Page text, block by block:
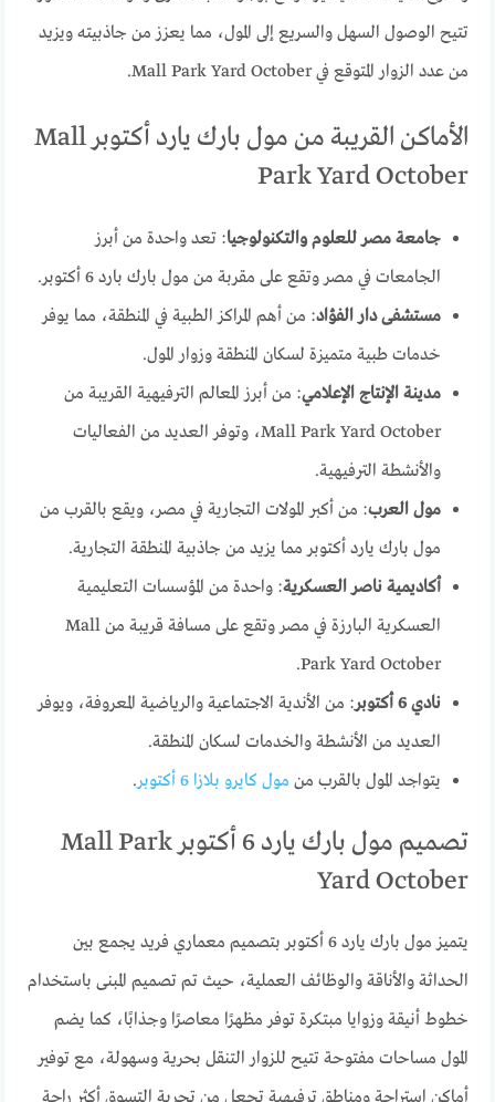
تتيح الوصول السهل والسريع إلى المول، مما يعزز من جاذبيته ويزيد
من عدد الزوار المتوقع في Mall Park Yard October.
الأماكن القريبة من مول بارك يارد أكتوبر Mall
Park Yard October
جامعة مصر للعلوم والتكنولوجيا: تعد واحدة من أبرز
الجامعات في مصر وتقع على مقربة من مول بارك بارد 6 أكتوبر.
مستشفى دار الفؤاد: من أهم المراكز الطبية في المنطقة، مما يوفر
خدمات طبية متميزة لسكان المنطقة وزوار المول.
مدينة الإنتاج الإعلامي: من أبرز المعالم الترفيهية القريبة من
Mall Park Yard October، وتوفر العديد من الفعاليات
والأنشطة الترفيهية.
مول العرب: من أكبر المولات التجارية في مصر، ويقع بالقرب من
مول بارك يارد أكتوبر مما يزيد من جاذبية المنطقة التجارية.
أكاديمية ناصر العسكرية: واحدة من المؤسسات التعليمية
العسكرية البارزة في مصر وتقع على مسافة قريبة من Mall
Park Yard October.
نادي 6 أكتوبر
: من الأندية الاجتماعية والرياضية المعروفة، ويوفر
العديد من الأنشطة والخدمات لسكان المنطقة.
يتواجد المول بالقرب من مول كايرو بلازا 6 أكتوبر .
تصميم مول بارك يارد 6 أكتوبر Mall Park
Yard October
يتميز مول بارك يارد 6 أكتوبر بتصميم معماري فريد يجمع بين
الحداثة والأناقة والوظائف العملية، حيث تم تصميم المبنى باستخدام
خطوط أنيقة وزوايا مبتكرة توفر مظهرًا معاصرًا وجذابًا، كما يضم
المول مساحات مفتوحة تتيح للزوار التنقل بحرية وسهولة، مع توفير